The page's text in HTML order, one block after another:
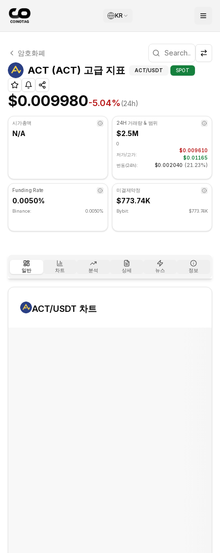
KR
ACT 기술적 분석
ACT 현재 $0.009980에 거래되고 있습니다. RSI 지표는
암호화폐
ACT (ACT) 고급 지표 ACT (ACT) 고급 지
ACT/USDT SPOT
$0.009980-5.04%(24h)
시가총액
N/A
24H 거래량 & 범위
$2.5M
0
저가/고가:
$0.009610
$0.01165
변동(24h): $0.002040 (21.23%)
Funding Rate
0.0050%
Binance: 0.0050%
미결제약정
$773.74K
Bybit: $773.74K
일반 차트 분석 상세 뉴스 정보
ACT/USDT 차트